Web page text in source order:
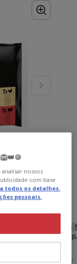
x
g
48
100 g
nossos
com base
todos os detalhes.
pessoais.